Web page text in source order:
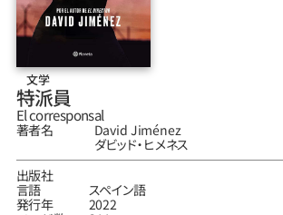
文学
特派員
El corresponsal
著者名
David Jiménez
ダビッド‧ヒメネス
出版社
言語
スペイン語
発行年
2022